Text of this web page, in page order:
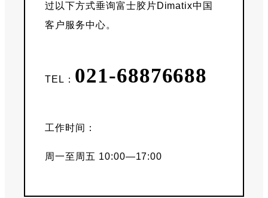
过以下方式垂询富士胶片Dimatix中国
客户服务中心。
TEL： 021-68876688
工作时间：
周一至周五 10:00—17:00